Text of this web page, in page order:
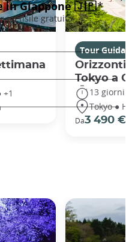
Tour Guidati
Orizzonti
Tokyo a
13 giorni
Tokyo ●
Da3 490 €